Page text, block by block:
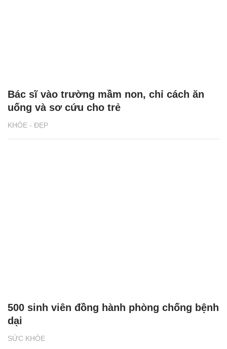
KHỎE - ĐẸP
Bác sĩ vào trường mầm non, chỉ cách ăn
uống và sơ cứu cho trẻ
SỨC KHỎE
500 sinh viên đồng hành phòng chống bệnh
dại